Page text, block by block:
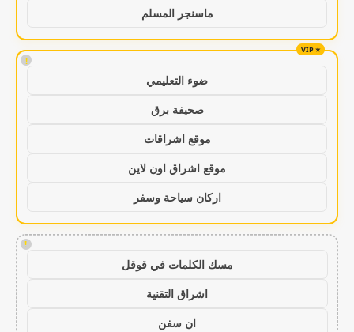
ماسنجر المسلم
!
ضوء التعليمي
صحيفة برق
موقع اشراقات
موقع اشراق اون لاين
اركان سياحة وسفر
!
مسك الكلمات في قوقل
اشراق التقنية
ان سفن